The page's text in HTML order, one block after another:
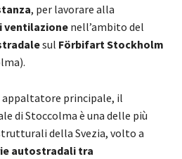
, per lavorare alla
ventilazione nell’ambito del
sul Förbifart Stockholm
appaltatore principale, il
di Stoccolma è una delle più
della Svezia, volto a
autostradali tra